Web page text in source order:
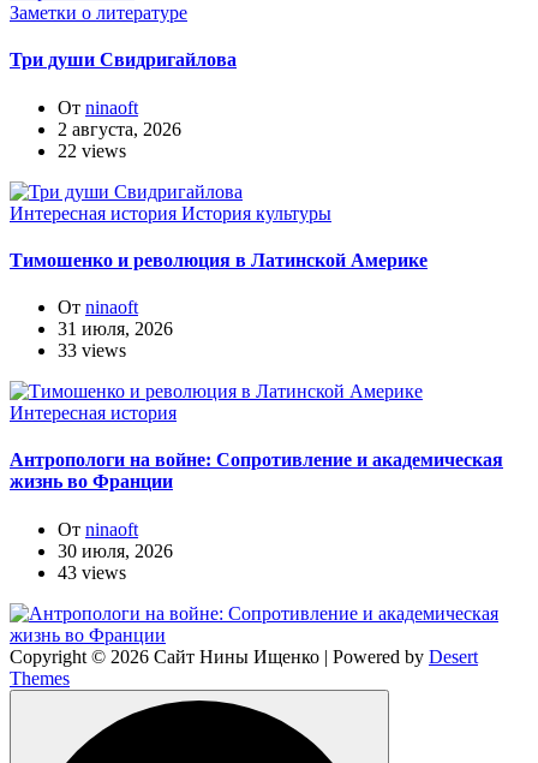
Заметки о литературе
Три души Свидригайлова
От ninaoft
2 августа, 2026
22 views
Интересная история История культуры
Тимошенко и революция в Латинской Америке
От ninaoft
31 июля, 2026
33 views
Интересная история
Антропологи на войне: Сопротивление и академическая
жизнь во Франции
От ninaoft
30 июля, 2026
43 views
Copyright © 2026 Сайт Нины Ищенко | Powered by Desert
Themes